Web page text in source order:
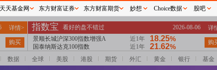
数据 全球 美股 港股 期货 外汇 黄金 银行 基金
天天基金网 东方财富证券 东方财富期货 妙想 Choice数据 股吧